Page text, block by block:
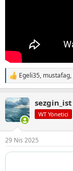
T
e
k
i
l
:
Egeli35, mustafag,
sezgin_ist
WT Yönetici
29 Nis 2025